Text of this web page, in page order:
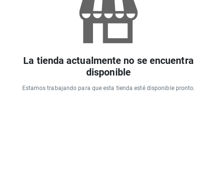
La tienda actualmente no se encuentra
disponible
Estamos trabajando para que esta tienda esté disponible pronto.